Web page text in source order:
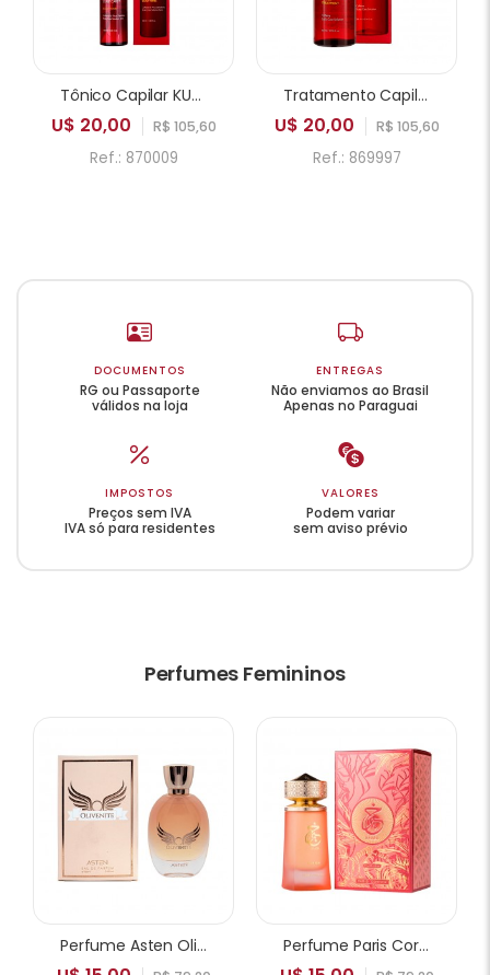
Tônico Capilar KUNDAL Head Spa & Scalp Care Solution 100ml
U$ 20,00 R$ 105,60
Ref.: 870009
Tratamento Capilar KUNDAL Head SPA & Scalp Scaling Caffeine Water Treatment 300ml
U$ 20,00 R$ 105,60
Ref.: 869997
DOCUMENTOS
RG ou Passaporte
válidos na loja
ENTREGAS
Não enviamos ao Brasil
Apenas no Paraguai
IMPOSTOS
Preços sem IVA
IVA só para residentes
VALORES
Podem variar
sem aviso prévio
Perfumes Femininos
Perfume Asten Olivenite EDP Feminino 100ml Perfume Paris Corner Khair Fusion EDP Feminino 100ml